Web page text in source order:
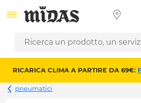
RICARICA CLIMA A PARTIRE DA 69€:
pneumatici